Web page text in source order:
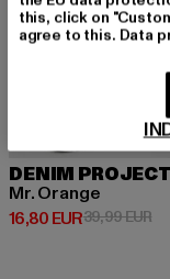
DENIM PROJECT
Mr. Orange
16,80 EUR
Derzeitiger Preis:
39,99 EUR
this, click on
agree to this. Data